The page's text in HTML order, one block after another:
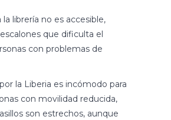
la librería no es accesible,
que dificulta el
con problemas de
la Liberia es incómodo para
con movilidad reducida,
son estrechos, aunque